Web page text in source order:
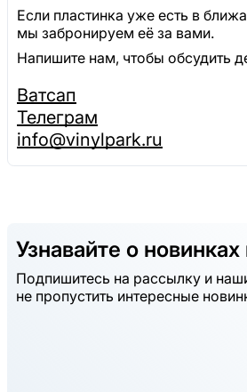
Если пластинка уже есть в
мы забронируем её за вами.
Напишите нам, чтобы обсудить
Ватсап
Телеграм
info@vinylpark.ru
Узнавайте о
Подпишитесь на рассылку и
не пропустить интересные